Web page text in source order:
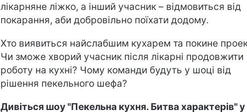
лікарняне ліжко, а інший учасник – відмовиться від
покарання, аби добровільно поїхати додому.
Хто виявиться найслабшим кухарем та покине
Чи зможе хворий учасник після лікарні продовжити
роботу на кухні? Чому команди будуть у шоці від
рішення пекельного шефа?
Дивіться шоу "Пекельна кухня. Битва характерів" у